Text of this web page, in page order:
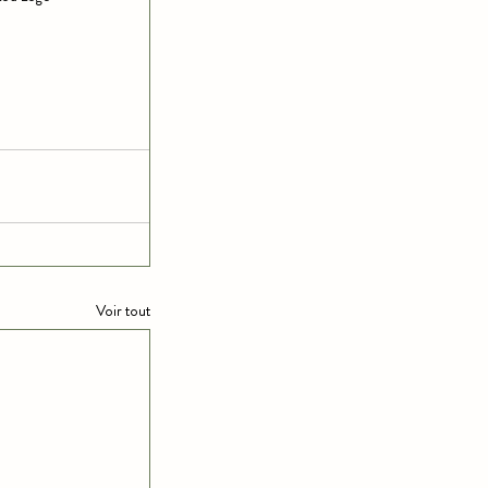
Voir tout